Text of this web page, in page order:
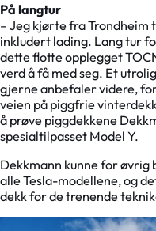
På langtur
– Jeg kjørte fra Trondheim
inkludert lading. Lang tur
dette flotte opplegget
verd å få med seg. Et
gjerne anbefaler videre,
veien på piggfrie
å prøve piggdekkene
spesialtilpasset Model Y.
Dekkmann kunne for øvrig
alle Tesla-modellene, og
dekk for de trenende